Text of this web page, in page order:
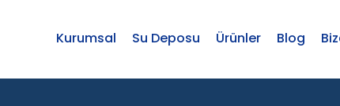
Kurumsal Su Deposu Ürünler Blog